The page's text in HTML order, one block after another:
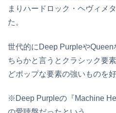
まりハードロック・ヘヴィメ
た。
世代的にDeep Purpleや
ちらかと言うとクラシック要
どポップな要素の強いものを
※Deep Purpleの『Machine